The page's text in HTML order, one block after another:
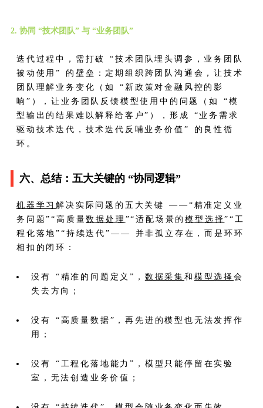
2. 协同 “技术团队” 与 “业务团队”
迭代过程中，需打破 “技术团队埋头调参，业务团队
被动使用” 的壁垒：定期组织跨团队沟通会，让技术
团队理解业务变化（如 “新政策对金融风控的影
响”），让业务团队反馈模型使用中的问题（如 “模
型输出的结果难以解释给客户”），形成 “业务需求
驱动技术迭代，技术迭代反哺业务价值” 的良性循
环。
六、总结：五大关键的 “协同逻辑”
机器学习解决实际问题的五大关键 ——“精准定义业
务问题”“高质量数据处理 ”“适配场景的模型选择”“工
程化落地”“持续迭代”—— 并非孤立存在，而是环环
相扣的闭环：
没有 “精准的问题定义”， 数据采集和 模型选择会
失去方向；
没有 “高质量数据”，再先进的模型也无法发挥作
用；
没有 “工程化落地能力”，模型只能停留在实验
室，无法创造业务价值；